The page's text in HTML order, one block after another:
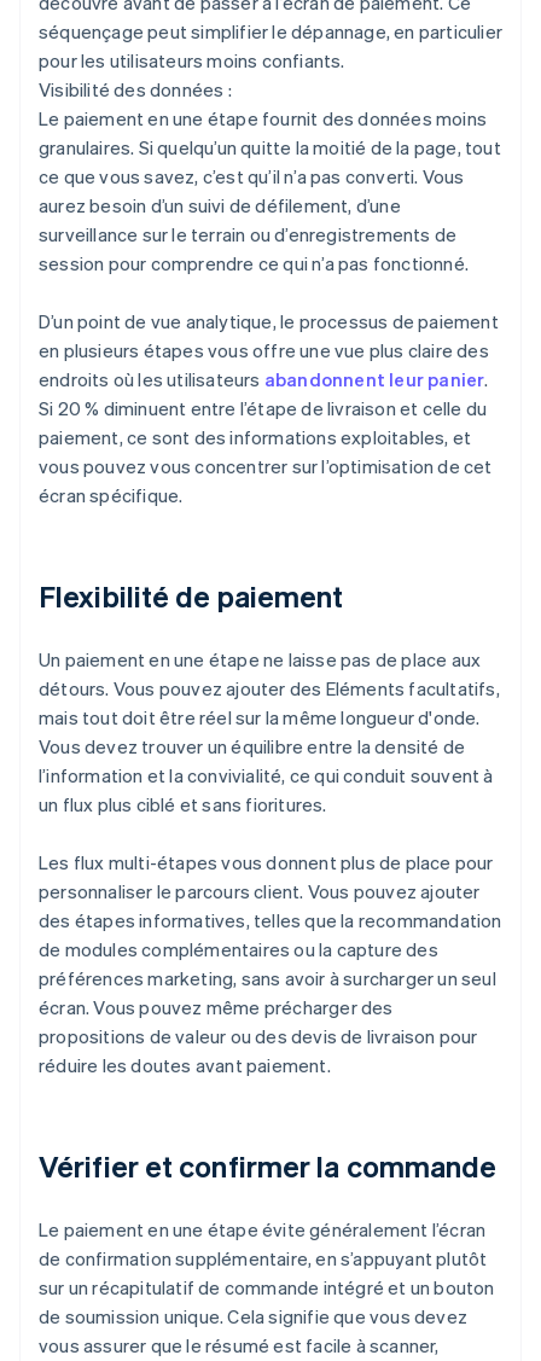
séquençage peut simplifier le dépannage, en particulier
pour les utilisateurs moins confiants.
Visibilité des données :
Le paiement en une étape fournit des données moins
granulaires. Si quelqu’un quitte la moitié de la page, tout
ce que vous savez, c’est qu’il n’a pas converti. Vous
aurez besoin d’un suivi de défilement, d’une
surveillance sur le terrain ou d’enregistrements de
session pour comprendre ce qui n’a pas fonctionné.
D’un point de vue analytique, le processus de paiement
en plusieurs étapes vous offre une vue plus claire des
endroits où les utilisateurs abandonnent leur panier.
Si 20 % diminuent entre l’étape de livraison et celle du
paiement, ce sont des informations exploitables, et
vous pouvez vous concentrer sur l’optimisation de cet
écran spécifique.
Flexibilité de paiement
Un paiement en une étape ne laisse pas de place aux
détours. Vous pouvez ajouter des Eléments facultatifs,
mais tout doit être réel sur la même longueur d'onde.
Vous devez trouver un équilibre entre la densité de
l’information et la convivialité, ce qui conduit souvent à
un flux plus ciblé et sans fioritures.
Les flux multi-étapes vous donnent plus de place pour
personnaliser le parcours client. Vous pouvez ajouter
des étapes informatives, telles que la recommandation
de modules complémentaires ou la capture des
préférences marketing, sans avoir à surcharger un seul
écran. Vous pouvez même précharger des
propositions de valeur ou des devis de livraison pour
réduire les doutes avant paiement.
Vérifier et confirmer la commande
Le paiement en une étape évite généralement l’écran
de confirmation supplémentaire, en s’appuyant plutôt
sur un récapitulatif de commande intégré et un bouton
de soumission unique. Cela signifie que vous devez
vous assurer que le résumé est facile à scanner,